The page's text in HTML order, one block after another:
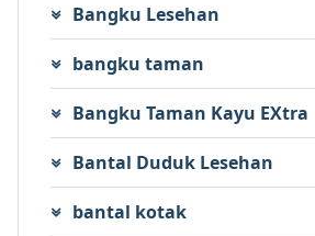
Bangku Lesehan
bangku taman
Bangku Taman Kayu EXtra
Bantal Duduk Lesehan
bantal kotak